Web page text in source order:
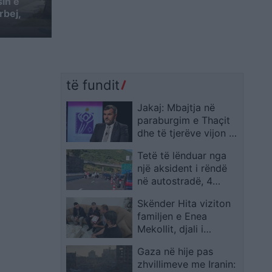
të fundit
Jakaj: Mbajtja në
paraburgim e Thaçit
dhe të tjerëve vijon të
kryesor
Tetë të lënduar nga
një aksident i rëndë
në autostradë, 4
Kufitare Vërmicë
Skënder Hita viziton
familjen e Enea
Mekollit, djali i
përkujdesje nga shteti
dhe i jepet një çek
Gaza në hije pas
zhvillimeve me Iranin: